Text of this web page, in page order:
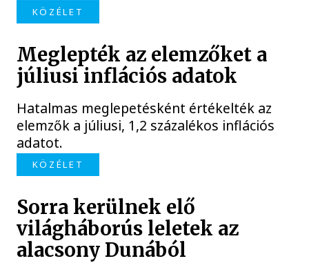
KÖZÉLET
Meglepték az elemzőket a
júliusi inflációs adatok
Hatalmas meglepetésként értékelték az
elemzők a júliusi, 1,2 százalékos inflációs
adatot.
KÖZÉLET
Sorra kerülnek elő
világháborús leletek az
alacsony Dunából